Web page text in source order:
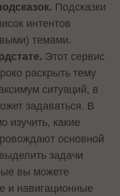
Подсказки
интентов
темами.
Этот сервис
раскрыть тему
ситуаций, в
задаваться. В
изучить, какие
основной
задачи
вы можете
и навигационные